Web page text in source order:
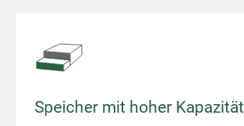
Speicher mit hoher Kapazität